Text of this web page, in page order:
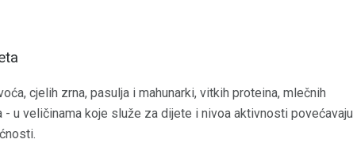
cjelih zrna, pasulja i mahunarki, vitkih proteina, mlečnih
u veličinama koje služe za dijete i nivoa aktivnosti povećavaju